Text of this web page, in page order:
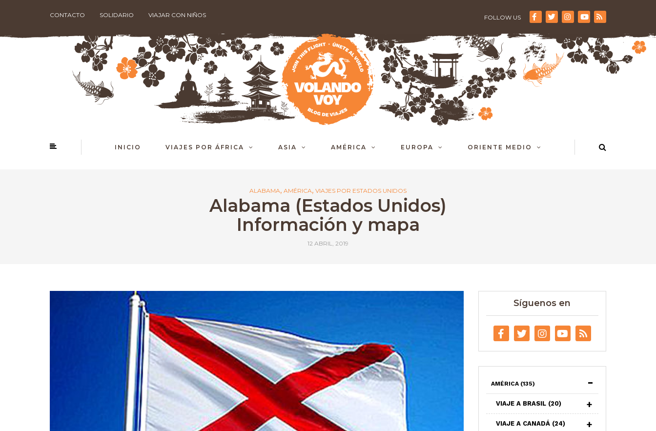
CONTACTO SOLIDARIO VIAJAR CON NIÑOS FOLLOW US
INICIO VIAJES POR ÁFRICA ASIA AMÉRICA EUROPA ORIENTE MEDIO
ALABAMA, AMÉRICA, VIAJES POR ESTADOS UNIDOS
Alabama (Estados Unidos)
Información y mapa
12 ABRIL, 2019
Síguenos en
AMÉRICA (135)
VIAJE A BRASIL (20)
VIAJE A CANADÁ (24)